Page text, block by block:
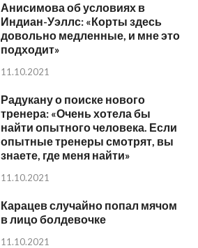
Анисимова об условиях в
Индиан-Уэллс: «Корты здесь
довольно медленные, и мне это
подходит»
11.10.2021
Радукану о поиске нового
тренера: «Очень хотела бы
найти опытного человека. Если
опытные тренеры смотрят, вы
знаете, где меня найти»
11.10.2021
Карацев случайно попал мячом
в лицо болдевочке
11.10.2021